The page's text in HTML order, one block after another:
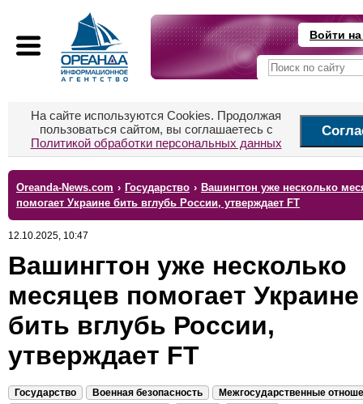
Войти
На сайте используются Cookies. Продолжая
пользоваться сайтом, вы соглашаетесь с
Политикой обработки персональных данных
Oreanda-News.com › Государство › Вашингтон уже несколько
помогает Украине бить вглубь России, утверждает FT
12.10.2025, 10:47
Вашингтон уже несколько
месяцев помогает Украине
бить вглубь России,
утверждает FT
Государство Военная безопасность
Межгосударственные